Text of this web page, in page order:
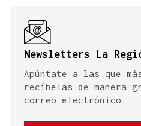
Newsletters La
Apúntate a las que
recíbelas de manera
correo electrónico